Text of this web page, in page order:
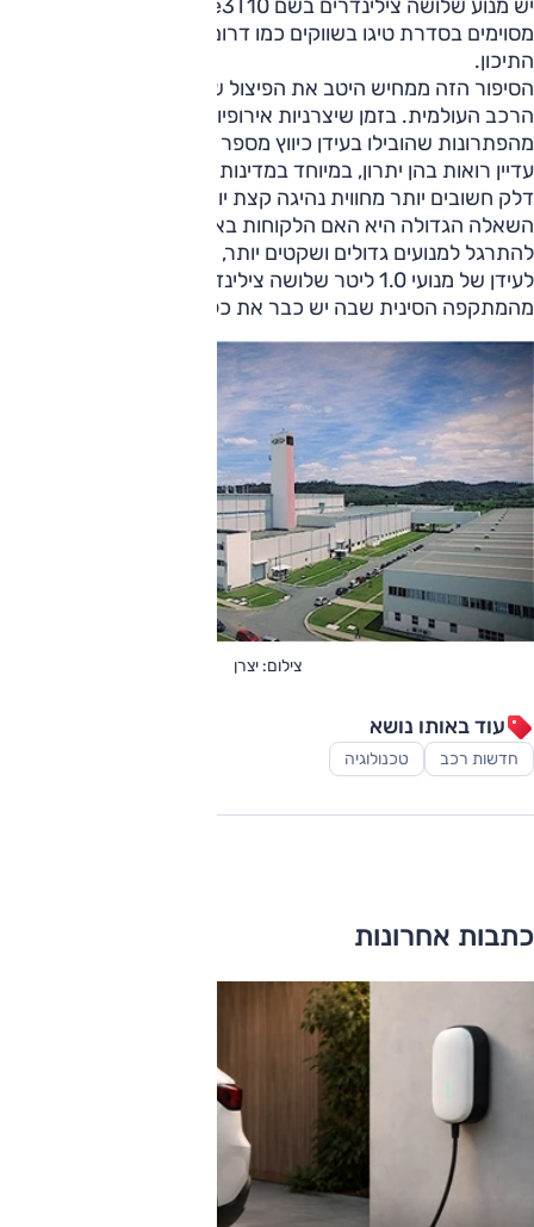
מסוימים בסדרת טיגו בשווקים כמו דרום אמריקה, רוסיה והמזרח
התיכון.
הסיפור הזה ממחיש היטב את הפיצול שנוצר כיום בתעשיית
הרכב העולמית. בזמן שיצרניות אירופיות מתחילות לסגת מחלק
מהפתרונות שהובילו בעידן כיווץ מספר הבוכנות, יצרניות סיניות
עדיין רואות בהן יתרון, במיוחד במדינות שבהן מחיר, מיסוי וצריכת
דלק חשובים יותר מחווית נהיגה קצת יותר מעודנת כנראה.
השאלה הגדולה היא האם הלקוחות באירופה, שכבר התחילו
להתרגל למנועים גדולים ושקטים יותר, באמת ירצו לחזור שוב
לעידן של מנועי 1.0 ליטר שלושה צילינדרים, שכן גם זו תהיה חלק
מהמתקפה הסינית שבה יש כבר את כל האמצעים החשמליים.
צילום: יצרן
עוד באותו נושא
חדשות רכב טכנולוגיה
כתבות אחרונות